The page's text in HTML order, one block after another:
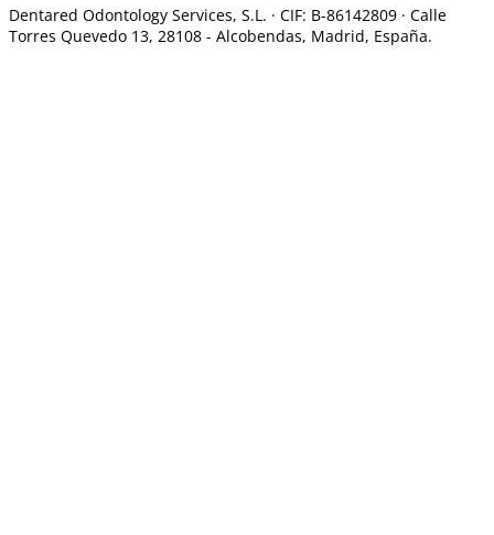
Dentared Odontology Services, S.L. · CIF: B-86142809 · Calle
Torres Quevedo 13, 28108 - Alcobendas, Madrid, España.